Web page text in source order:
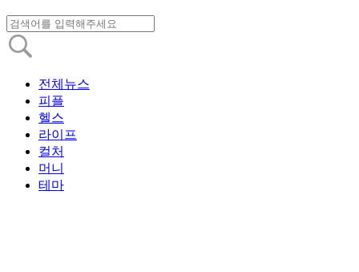
전체뉴스
피플
헬스
라이프
컬처
머니
테마